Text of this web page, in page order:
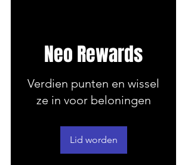
Neo Rewards
Verdien punten en wissel
ze in voor beloningen
Lid worden